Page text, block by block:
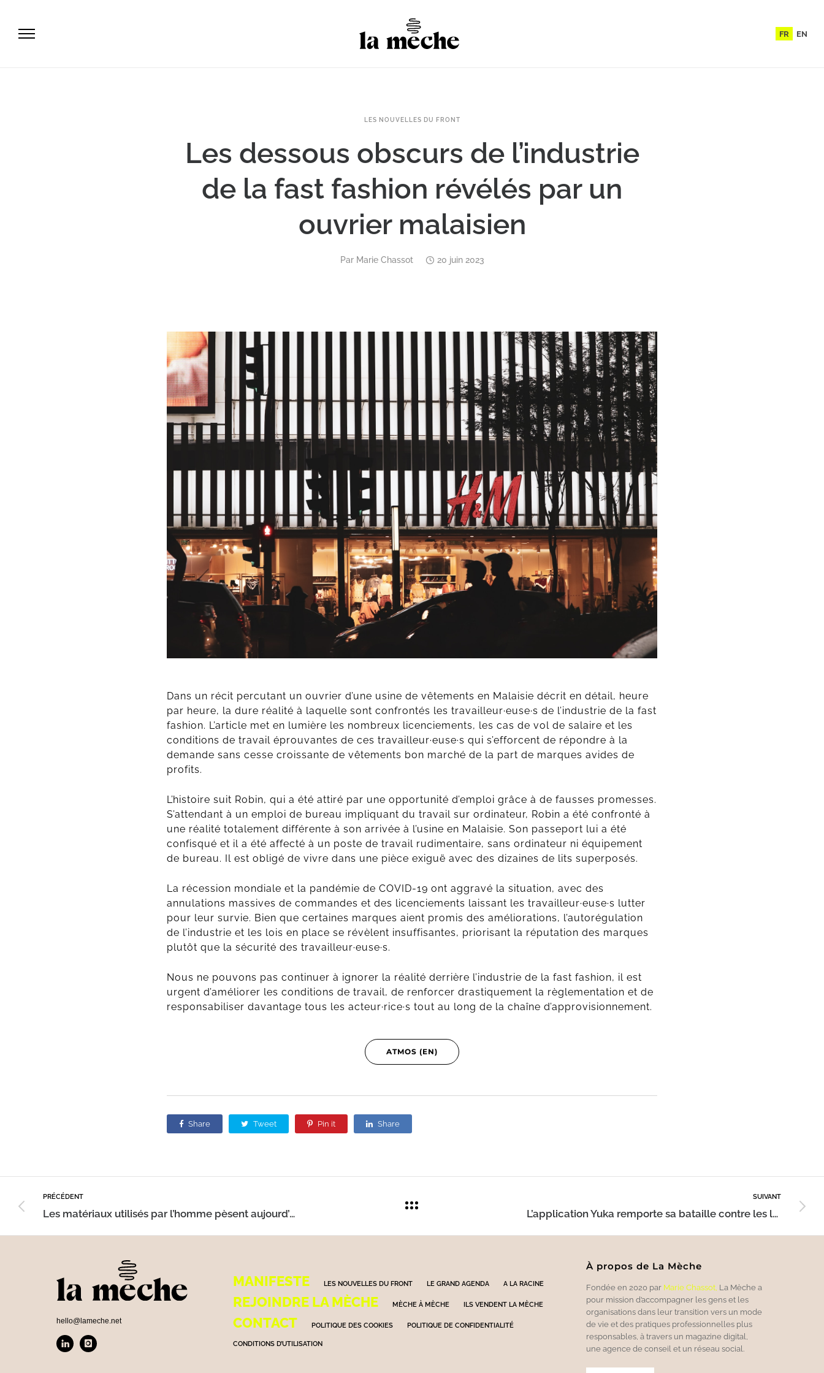
FR EN
LES NOUVELLES DU FRONT
Les dessous obscurs de l’industrie
de la fast fashion révélés par un
ouvrier malaisien
Par Marie Chassot 20 juin 2023
Dans un récit percutant un ouvrier d’une usine de vêtements en Malaisie décrit en détail, heure
par heure, la dure réalité à laquelle sont confrontés les travailleur·euse·s de l’industrie de la fast
fashion. L’article met en lumière les nombreux licenciements, les cas de vol de salaire et les
conditions de travail éprouvantes de ces travailleur·euse·s qui s’efforcent de répondre à la
demande sans cesse croissante de vêtements bon marché de la part de marques avides de
profits.
L’histoire suit Robin, qui a été attiré par une opportunité d’emploi grâce à de fausses promesses.
S’attendant à un emploi de bureau impliquant du travail sur ordinateur, Robin a été confronté à
une réalité totalement différente à son arrivée à l’usine en Malaisie. Son passeport lui a été
confisqué et il a été affecté à un poste de travail rudimentaire, sans ordinateur ni équipement
de bureau. Il est obligé de vivre dans une pièce exiguë avec des dizaines de lits superposés.
La récession mondiale et la pandémie de COVID-19 ont aggravé la situation, avec des
annulations massives de commandes et des licenciements laissant les travailleur·euse·s lutter
pour leur survie. Bien que certaines marques aient promis des améliorations, l’autorégulation
de l’industrie et les lois en place se révèlent insuffisantes, priorisant la réputation des marques
plutôt que la sécurité des travailleur·euse·s.
Nous ne pouvons pas continuer à ignorer la réalité derrière l’industrie de la fast fashion, il est
urgent d’améliorer les conditions de travail, de renforcer drastiquement la règlementation et de
responsabiliser davantage tous les acteur·rice·s tout au long de la chaîne d’approvisionnement.
ATMOS (EN)
Share Tweet Pin it Share
PRÉCÉDENT
Les matériaux utilisés par l’homme pèsent aujourd’hui plus lourd que toute la vie sur Terre
SUIVANT
L’application Yuka remporte sa bataille contre les lobbies de la charcuterie
hello@lameche.net
MANIFESTE LES NOUVELLES DU FRONT LE GRAND AGENDA A LA RACINE
REJOINDRE LA MÈCHE MÈCHE À MÈCHE ILS VENDENT LA MÈCHE
CONTACT POLITIQUE DES COOKIES POLITIQUE DE CONFIDENTIALITÉ
CONDITIONS D’UTILISATION
À propos de La Mèche
Fondée en 2020 par Marie Chassot, La Mèche a
pour mission d’accompagner les gens et les
organisations dans leur transition vers un mode
de vie et des pratiques professionnelles plus
responsables, à travers un magazine digital,
une agence de conseil et un réseau social.